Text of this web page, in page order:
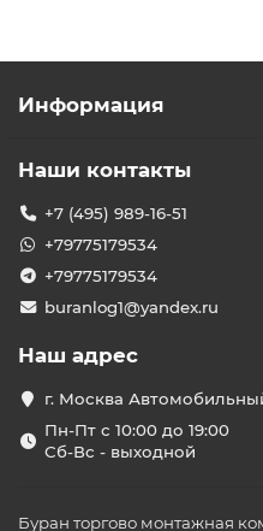
Информация
Наши контакты
+7 (495) 989-16-51
+79775179534
+79775179534
buranlog1@yandex.ru
Наш адрес
г. Москва
Пн-Пт с 10:00 до 19:00
Сб-Вс - выходной
Буран торгово монтажная